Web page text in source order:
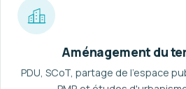
Aménagement du
PDU, SCoT, partage de l'espace